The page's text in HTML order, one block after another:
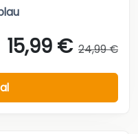
15,99 € 24,99 €